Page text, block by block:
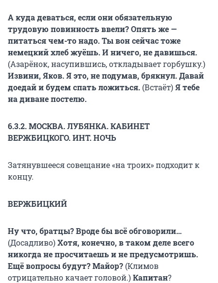
А куда деваться, если они обязательную
трудовую повинность ввели? Опять же —
питаться чем-то надо. Ты вон сейчас тоже
немецкий хлеб жуёшь. И ничего, не давишься.
(Азарёнок, насупившись, откладывает горбушку.)
Извини, Яков. Я это, не подумав, брякнул. Давай
доедай и будем спать ложиться. (Встаёт)Я тебе
на диване постелю.
6.3.2. МОСКВА. ЛУБЯНКА. КАБИНЕТ
ВЕРЖБИЦКОГО. ИНТ. НОЧЬ
Затянувшееся совещание «на троих» подходит к
концу.
ВЕРЖБИЦКИЙ
Ну что, братцы? Вроде бы всё обговорили…
(Досадливо)Хотя, конечно, в таком деле всего
никогда не просчитаешь и не предусмотришь.
Ещё вопросы будут? Майор? (Климов
отрицательно качает головой.)Капитан?